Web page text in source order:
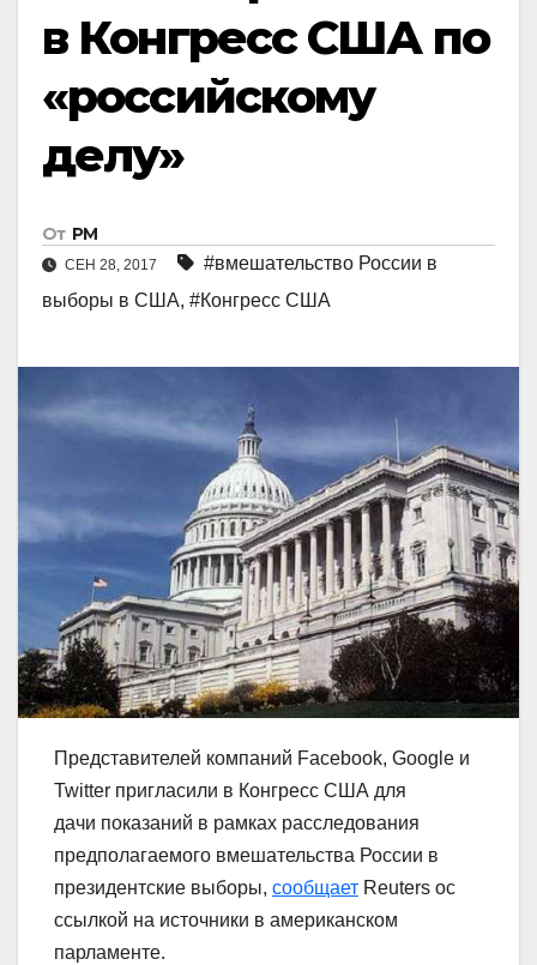
в Конгресс США по
«российскому
делу»
От РМ
СЕН 28, 2017
#вмешательство России в
выборы в США, #Конгресс США
Представителей компаний Facebook, Google и
Twitter пригласили в Конгресс США для
дачи показаний в рамках расследования
предполагаемого вмешательства России в
президентские выборы, сообщает Reuters ос
ссылкой на источники в американском
парламенте.